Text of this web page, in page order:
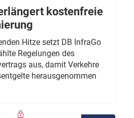
kostenfreie
Hitze setzt DB InfraGo
Regelungen des
aus, damit Verkehre
herausgenommen